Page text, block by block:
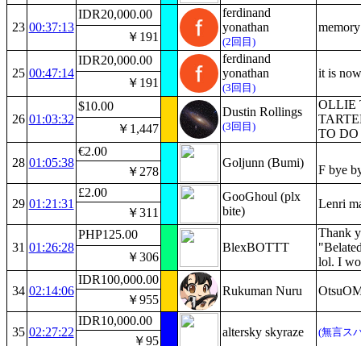
23 00:37:13
IDR20,000.00
ferdinand
yonathan
(2回目)
￥191
25 00:47:14
IDR20,000.00
ferdinand
yonathan
(3回目)
it is
￥191
26 01:03:32
$10.00 Dustin Rollings
(3回目)
OLLIE
TO
￥1,447
28 01:05:38
€2.00
Goljunn (Bumi)
F bye
￥278
29 01:21:31
£2.00
GooGhoul (plx
bite)
Lenri
￥311
31 01:26:28
PHP125.00
BlexBOTTT
Thank
lol. I
￥306
34 02:14:06
IDR100,000.00
Rukuman Nuru
￥955
35 02:27:22
IDR10,000.00
altersky skyraze
(無言ス
￥95